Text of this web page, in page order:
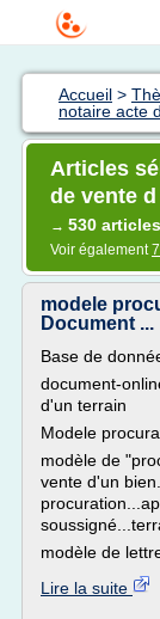
Accueil >
notaire acte
Articles
de vente
→ 530 articles
Voir également
modele
Document ...
Base de
document-
d'un terrain
Modele
modèle de
vente d'un
modèle de
Lire la suite